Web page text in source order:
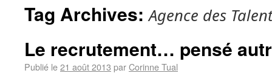
Tag Archives:Agence des
Le recrutement… pensé
Publié le21 août 2013 parCorinne Tual